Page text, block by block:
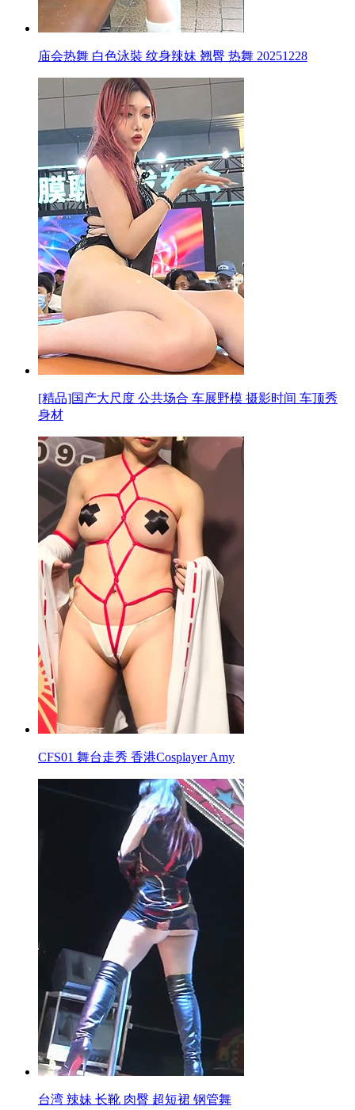
庙会热舞 白色泳裝 纹身辣妹 翘臀 热舞 20251228
[精品]国产大尺度 公共场合 车展野模 摄影时间 车顶秀
身材
CFS01 舞台走秀 香港Cosplayer Amy
台湾 辣妹 长靴 肉臀 超短裙 钢管舞